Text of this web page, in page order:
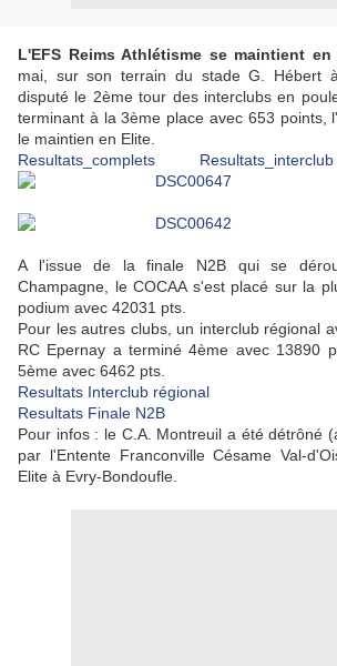
L'EFS Reims Athlétisme se maintient en
mai, sur son terrain du stade G. Hébert
disputé le 2ème tour des interclubs en
terminant à la 3ème place avec 653 points,
le maintien en Elite.
Resultats_complets
Resultats_interclub
A l'issue de la finale N2B qui se
Champagne, le COCAA s'est placé sur la
podium avec 42031 pts.
Pour les autres clubs, un interclub régional
RC Epernay a terminé 4ème avec 13890
5ème avec 6462 pts.
Resultats Interclub régional
Resultats Finale N2B
Pour infos : le C.A. Montreuil a été détrôné
par l'Entente Franconville Césame Val-
Elite à Evry-Bondoufle.